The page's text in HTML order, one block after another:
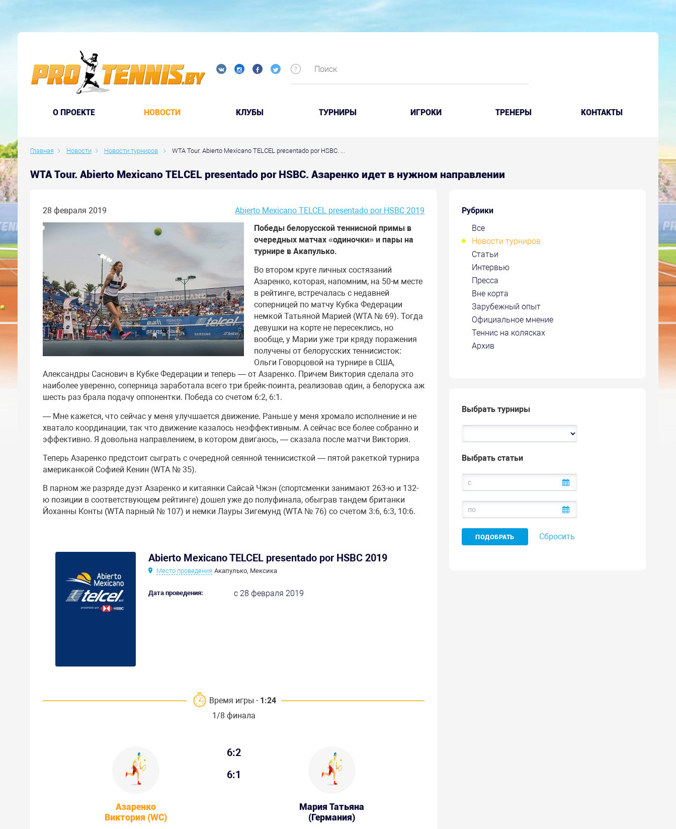
O ПРОЕКТЕ НОВОСТИ КЛУБЫ ТУРНИРЫ ИГРОКИ ТРЕНЕРЫ КОНТАКТЫ
Главная Новости Новости турниров WTA Tour. Abierto Mexicano TELCEL presentado por HSBC. ...
WTA Tour. Abierto Mexicano TELCEL presentado por HSBC. Азаренко идет в нужном направлении
Рубрики
Все
Новости турниров
Статьи
Интервью
Пресса
Вне корта
Зарубежный опыт
Официальное мнение
Теннис на колясках
Архив
Выбрать турниры
Выбрать статьи
Сбросить
28 февраля 2019
Abierto Mexicano TELCEL presentado por HSBC 2019
Победы белорусской теннисной примы в
очередных матчах «одиночки» и пары на
турнире в Акапулько.
Во втором круге личных состязаний
Азаренко, которая, напомним, на 50-м месте
в рейтинге, встречалась с недавней
соперницей по матчу Кубка Федерации
немкой Татьяной Марией (WTA № 69). Тогда
девушки на корте не пересеклись, но
вообще, у Марии уже три кряду поражения
получены от белорусских теннисисток:
Ольги Говорцовой на турнире в США,
Александры Саснович в Кубке Федерации и теперь — от Азаренко. Причем Виктория сделала это
наиболее уверенно, соперница заработала всего три брейк-поинта, реализовав один, а белоруска аж
шесть раз брала подачу оппонентки. Победа со счетом 6:2, 6:1.
— Мне кажется, что сейчас у меня улучшается движение. Раньше у меня хромало исполнение и не
хватало координации, так что движение казалось неэффективным. А сейчас все более собранно и
эффективно. Я довольна направлением, в котором двигаюсь, — сказала после матчи Виктория.
Теперь Азаренко предстоит сыграть с очередной сеянной теннисисткой — пятой ракеткой турнира
американкой Софией Кенин (WTA № 35).
В парном же разряде дуэт Азаренко и китаянки Сайсай Чжэн (спортсменки занимают 263-ю и 132-
ю позиции в соответствующем рейтинге) дошел уже до полуфинала, обыграв тандем британки
Йоханны Конты (WTA парный № 107) и немки Лауры Зигемунд (WTA № 76) со счетом 3:6, 6:3, 10:6.
Abierto Mexicano TELCEL presentado por HSBC 2019
Место проведения Акапулько, Мексика
Дата проведения: с 28 февраля 2019
Время игры - 1:24
1/8 финала
Азаренко
Виктория (WC)
6:2
6:1
Мария Татьяна
(Германия)